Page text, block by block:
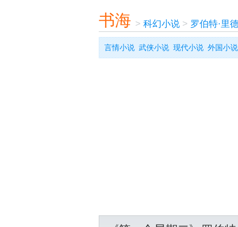
书海 > 科幻小说> 罗伯特·里
言情小说 武侠小说 现代小说 外国小说